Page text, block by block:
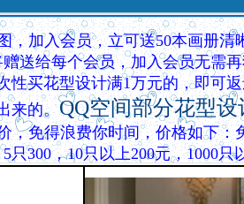
，加入会员，立可送50本画册
送给每个会员，加入会员无需
性买花型设计满1万元的，即可
来的。QQ空间部分花型设
免得浪费你时间，价格如下：
只300，10只以上200元，1000
，电话